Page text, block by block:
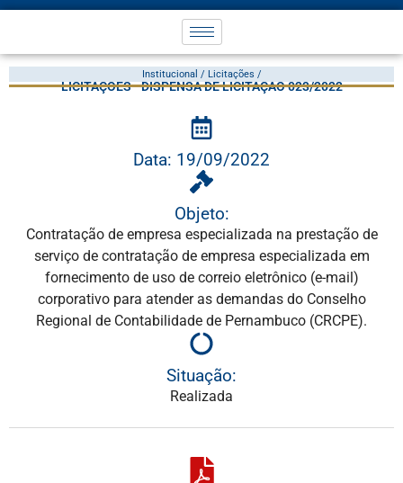
LICITAÇÕES - DISPENSA DE LICITAÇÃO 023/2022
Institucional / Licitações /
Data: 19/09/2022
Objeto:
Contratação de empresa especializada na prestação de
serviço de contratação de empresa especializada em
fornecimento de uso de correio eletrônico (e-mail)
corporativo para atender as demandas do Conselho
Regional de Contabilidade de Pernambuco (CRCPE).
Situação:
Realizada